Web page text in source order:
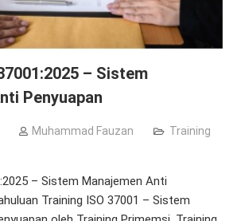
– Sistem
Penyuapan
Muhammad Fauzan
Training
– Sistem Manajemen Anti
Training ISO 37001 – Sistem